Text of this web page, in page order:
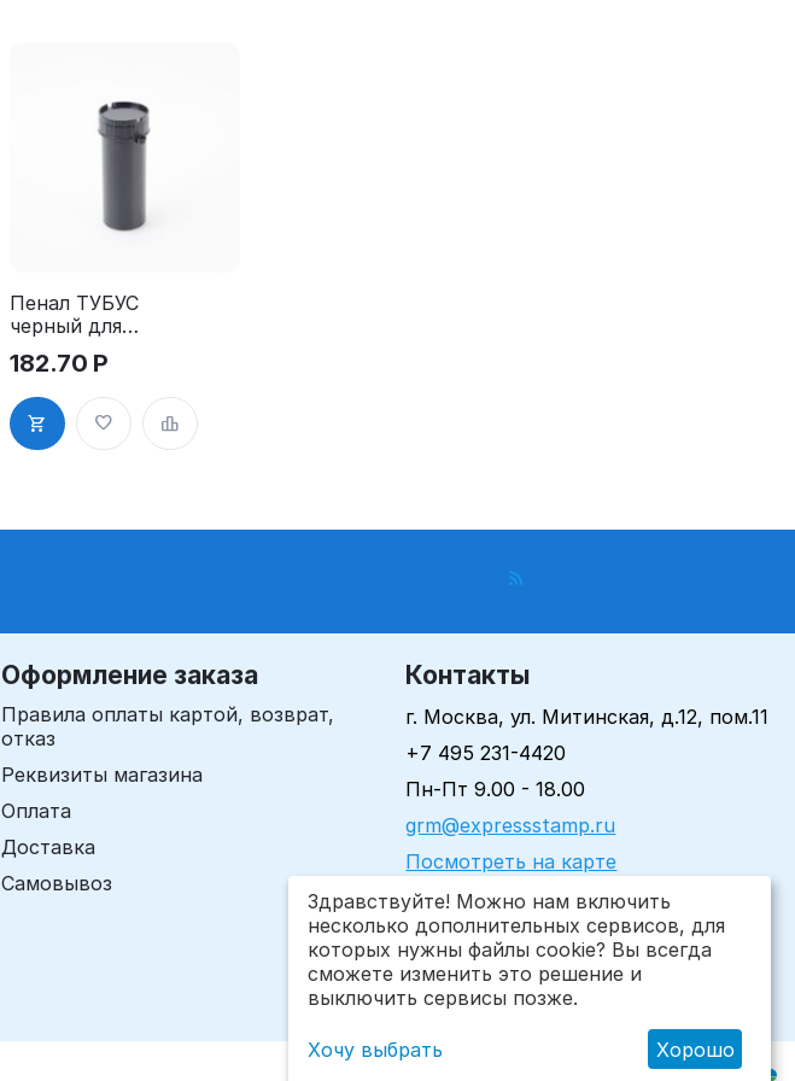
Пенал ТУБУС
черный для
ключей
пластиковый
110 мм,
диаметр 40
мм, с
ания
182.70 Р
Оформление заказа
Правила оплаты картой, возврат,
отказ
Реквизиты магазина
Оплата
Доставка
Самовывоз
Контакты
г. Москва, ул. Митинская, д.12, пом.11
+7 495 231-4420
Пн-Пт 9.00 - 18.00
grm@expressstamp.ru
Посмотреть на карте
Здравствуйте! Можно нам включить
несколько дополнительных сервисов, для
которых нужны файлы cookie? Вы всегда
сможете изменить это решение и
выключить сервисы позже.
Хочу выбрать Хорошо